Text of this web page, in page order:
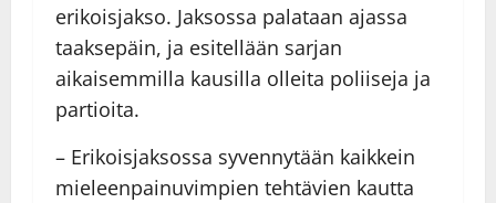
erikoisjakso. Jaksossa palataan ajassa
taaksepäin, ja esitellään sarjan
aikaisemmilla kausilla olleita poliiseja ja
partioita.
– Erikoisjaksossa syvennytään kaikkein
mieleenpainuvimpien tehtävien kautta